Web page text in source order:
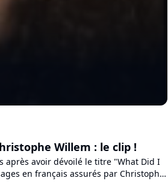
Willem : le clip !
après avoir dévoilé le titre "What Did I
en français assurés par Christophe